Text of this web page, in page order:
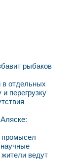
рыбаков
в отдельных
перегрузку
промысел
ведут